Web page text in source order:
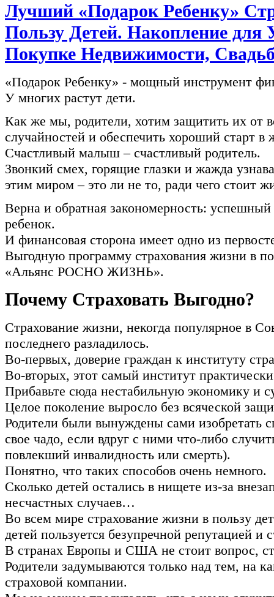
Лучший «Подарок Ребенку»
Пользу Детей. Накопление для
Покупке Недвижимости,
«Подарок Ребенку» - мощный инструмент
У многих растут дети.
Как же мы, родители, хотим защитить их от
случайностей и обеспечить хороший старт в
Счастливый малыш – счастливый родитель.
Звонкий смех, горящие глазки и жажда
этим миром – это ли не то, ради чего стоит
Верна и обратная закономерность:
ребенок.
И финансовая сторона имеет одно из
Выгодную программу страхования жизни в
«Альянс РОСНО ЖИЗНЬ».
Почему Страховать Выгодно?
Страхование жизни, некогда популярное в
последнего разладилось.
Во-первых, доверие граждан к институту
Во-вторых, этот самый институт
Прибавьте сюда нестабильную экономику
Целое поколение выросло без всяческой
Родители были вынуждены сами изобретать
свое чадо, если вдруг с ними что-либо
повлекший инвалидность или смерть).
Понятно, что таких способов очень немного.
Сколько детей остались в нищете из-за
несчастных случаев…
Во всем мире страхование жизни в пользу
детей пользуется безупречной репутацией
В странах Европы и США не стоит вопрос,
Родители задумываются только над тем, на
страховой компании.